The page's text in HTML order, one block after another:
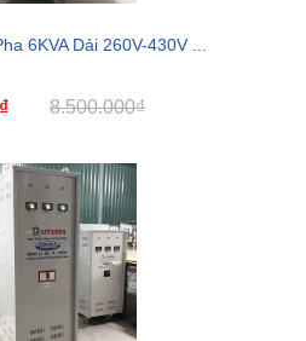
6KVA Dải 260V-430V ...
8.500.000₫